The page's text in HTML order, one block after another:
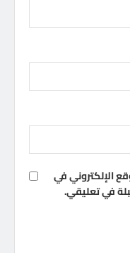
الإلكتروني في
في تعليقي.